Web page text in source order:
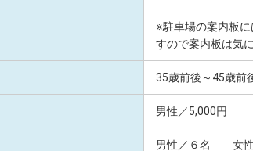
※駐車場の案内板
すので案内板は気
35歳前後～45歳前
男性／5,000円
男性／６名 女性